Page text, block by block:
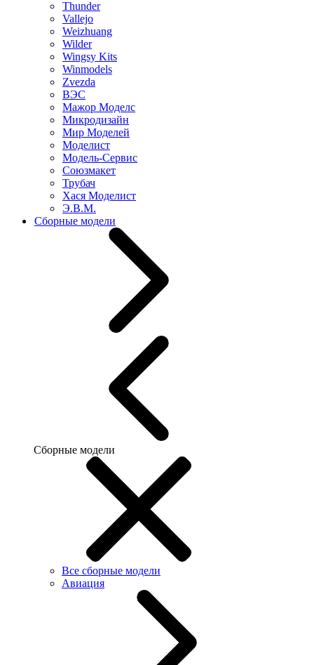
Thunder
Vallejo
Weizhuang
Wilder
Wingsy Kits
Winmodels
Zvezda
ВЭС
Мажор Моделс
Микродизайн
Мир Моделей
Моделист
Модель-Сервис
Союзмакет
Трубач
Хася Моделист
Э.В.М.
Сборные модели
Сборные модели
Все сборные модели
Авиация